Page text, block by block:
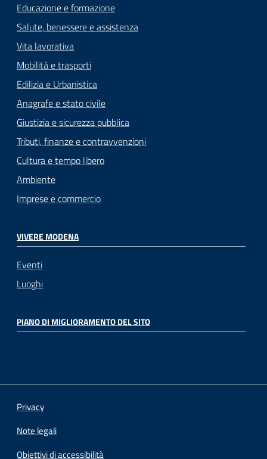
Educazione e formazione
Salute, benessere e assistenza
Vita lavorativa
Mobilità e trasporti
Edilizia e Urbanistica
Anagrafe e stato civile
Giustizia e sicurezza pubblica
Tributi, finanze e contravvenzioni
Cultura e tempo libero
Ambiente
Imprese e commercio
VIVERE MODENA
Eventi
Luoghi
PIANO DI MIGLIORAMENTO DEL SITO
Privacy
Note legali
Obiettivi di accessibilità